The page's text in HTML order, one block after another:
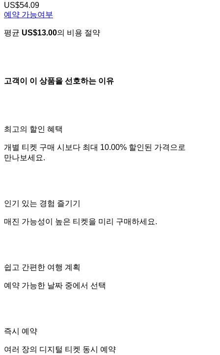
US$54.09
예약 가능여부
평균 US$13.00의 비용 절약
고객이 이 상품을 선호하는 이유
최고의 할인 혜택
개별 티켓 구매 시보다 최대 10.00% 할인된 가격으로
만나보세요.
인기 있는 경험 즐기기
매진 가능성이 높은 티켓을 미리 구매하세요.
쉽고 간편한 여행 계획
예약 가능한 날짜 중에서 선택
즉시 예약
여러 장의 디지털 티켓 동시 예약